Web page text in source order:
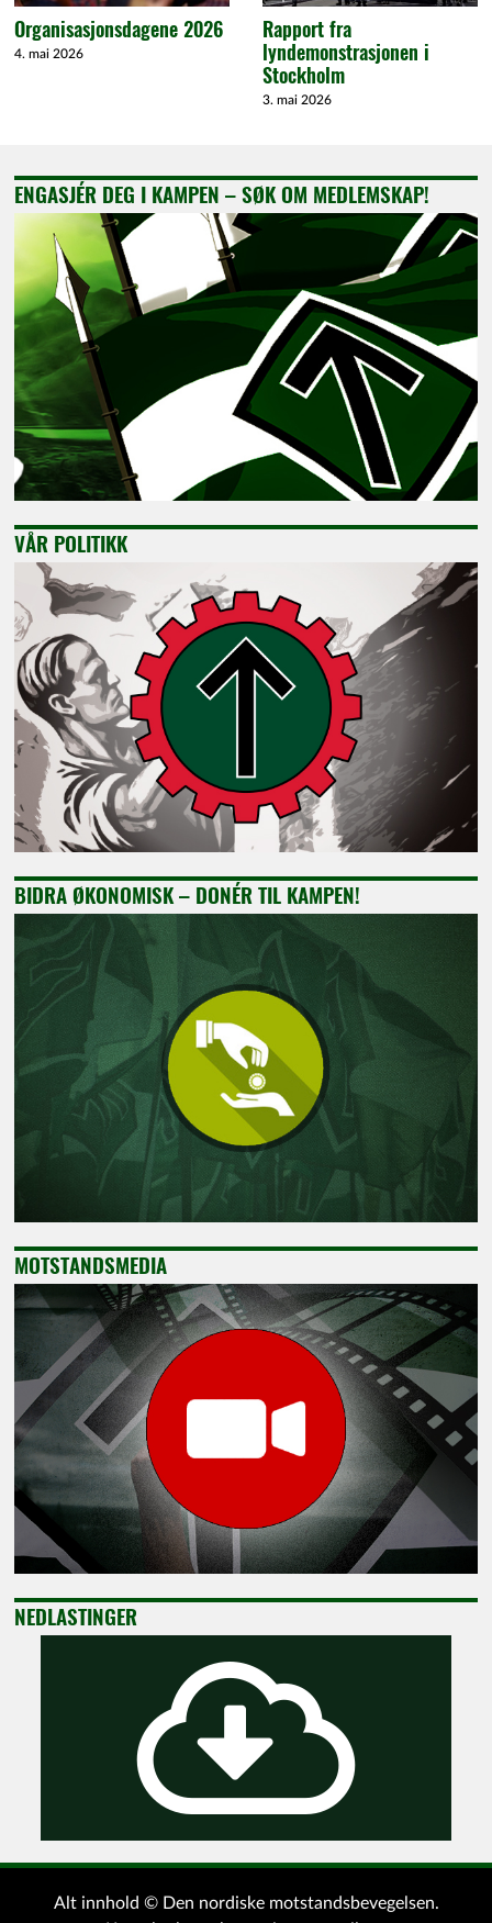
Organisasjonsdagene 2026
4. mai 2026
Rapport fra
lyndemonstrasjonen i
Stockholm
3. mai 2026
ENGASJÉR DEG I KAMPEN – SØK OM MEDLEMSKAP!
VÅR POLITIKK
BIDRA ØKONOMISK – DONÉR TIL KAMPEN!
MOTSTANDSMEDIA
NEDLASTINGER
Alt innhold © Den nordiske motstandsbevegelsen.